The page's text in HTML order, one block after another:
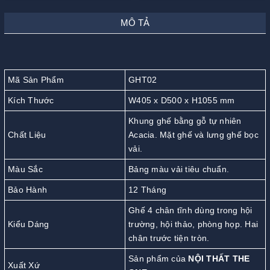
MÔ TẢ
Mã Sản Phẩm GHT02
Kích Thước W405 x D500 x H1055 mm
Chất Liệu
Khung ghế bằng gỗ tự nhiên
Acacia. Mặt ghế và lưng ghế bọc
vải.
Màu Sắc Bảng màu vải tiêu chuẩn.
Bảo Hành 12 Tháng
Kiểu Dáng
Ghế 4 chân tĩnh dùng trong hội
trường, hội thảo, phòng họp. Hai
chân trước tiện tròn.
Xuất Xứ
Sản phẩm của NỘI THẤT THE